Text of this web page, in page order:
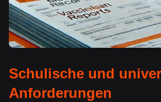
Schulische und
Anforderungen